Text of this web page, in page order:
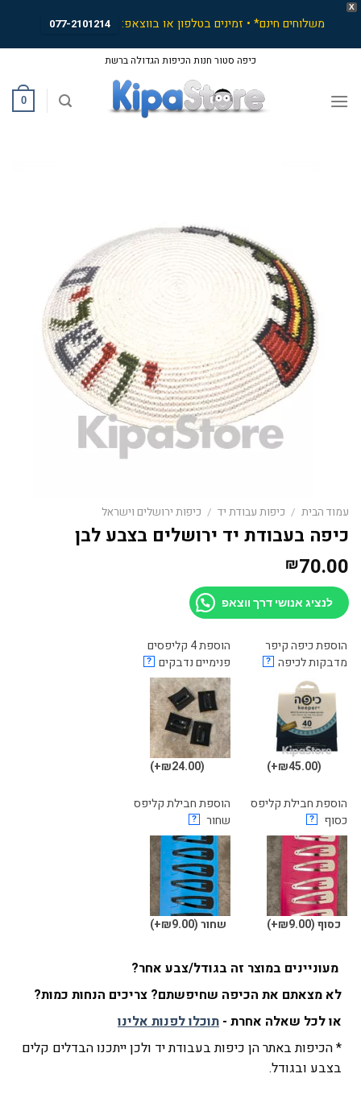
X
משלוחים חינם* • זמינים בטלפון או בווצאפ: 077-2101214
content
כיפה סטור חנות הכיפות הגדולה ברשת
0
עמוד הבית / כיפות עבודת יד / כיפות ירושלים וישראל
כיפה בעבודת יד ירושלים בצבע לבן
₪70.00
לנציג אנושי דרך ווצאפ
הוספת כיפה קיפר
מדבקות לכיפה ?
(₪45.00+)
הוספת 4 קליפסים
פנימיים נדבקים ?
(₪24.00+)
הוספת חבילת קליפס
כסוף
?
כסוף(₪9.00+)
הוספת חבילת קליפס
שחור
?
שחור(₪9.00+)
מעוניינים במוצר זה בגודל/צבע אחר?
לא מצאתם את הכיפה שחיפשתם? צריכים הנחות כמות?
או לכל שאלה אחרת - תוכלו לפנות אלינו
* הכיפות באתר הן כיפות בעבודת יד ולכן ייתכנו הבדלים קלים
בצבע ובגודל.